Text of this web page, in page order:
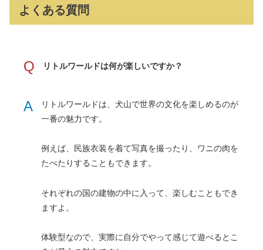
よくある質問
Q リトルワールドは何が楽しいですか？
A
リトルワールドは、犬山で世界の文化を楽しめるのが
一番の魅力です。
例えば、民族衣装を着て写真を撮ったり、ワニの肉を
たべたりすることもできます。
それぞれの国の建物の中に入って、楽しむこともでき
ますよ。
体験型なので、実際に自分でやって感じて遊べるとこ